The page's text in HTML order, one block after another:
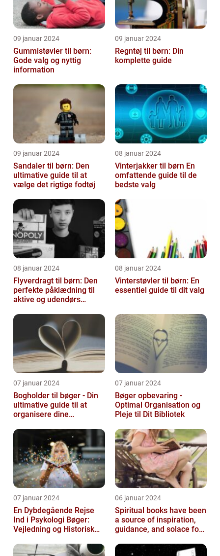
09 januar 2024
Gummistøvler til børn:
Gode valg og nyttig
information
09 januar 2024
Regntøj til børn: Din
komplette guide
09 januar 2024
Sandaler til børn: Den
ultimative guide til at
vælge det rigtige fodtøj
08 januar 2024
Vinterjakker til børn En
omfattende guide til de
bedste valg
08 januar 2024
Flyverdragt til børn: Den
perfekte påklædning til
aktive og udendørs
08 januar 2024
Vinterstøvler til børn: En
essentiel guide til dit valg
07 januar 2024
Bogholder til bøger - Din
ultimative guide til at
organisere dine
07 januar 2024
Bøger opbevaring -
Optimal Organisation og
Pleje til Dit Bibliotek
07 januar 2024
En Dybdegående Rejse
Ind i Psykologi Bøger:
Vejledning og Historisk
06 januar 2024
Spiritual books have been
a source of inspiration,
guidance, and solace for
h...